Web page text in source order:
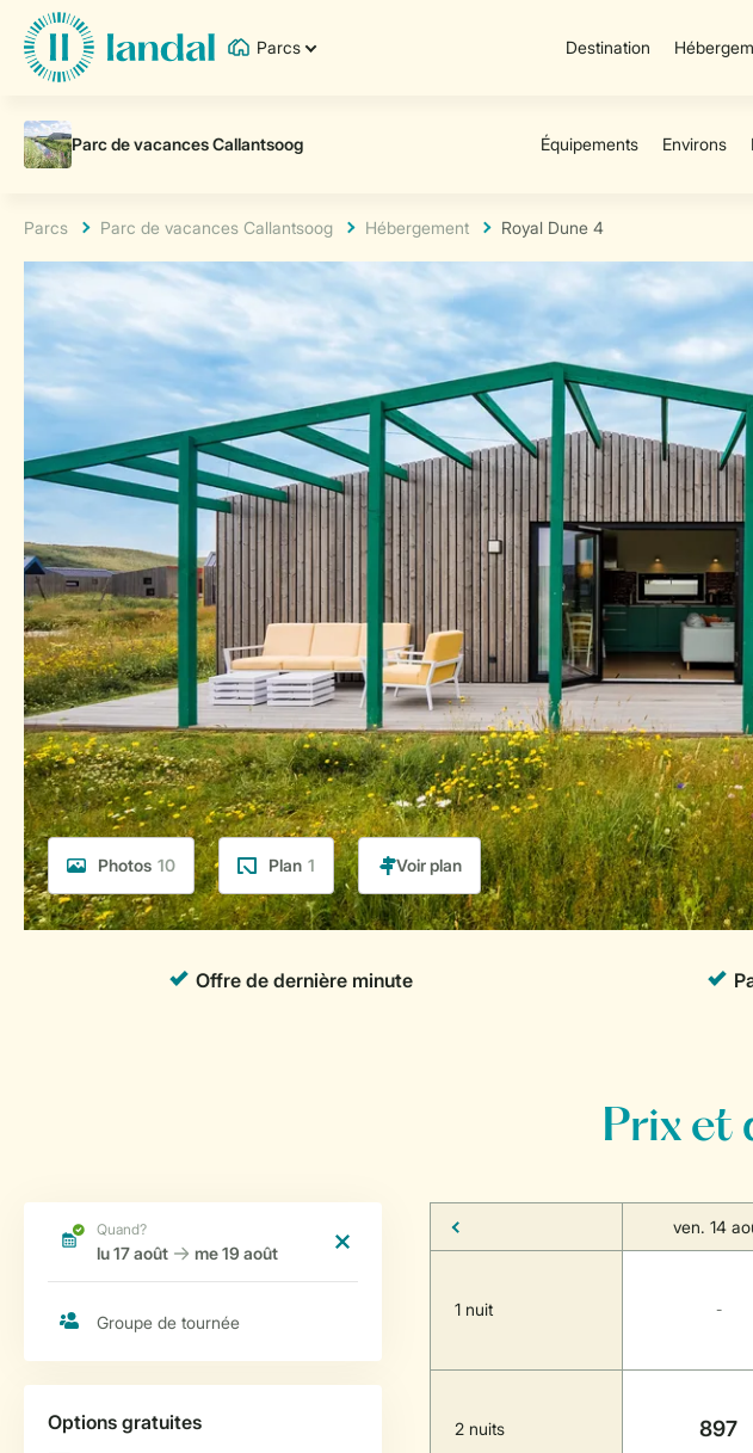
Parcs Destination
Parcs Parc de vacances Callantsoog Hébergement Royal Dune 4
Photos 10 Plan 1
Prix et
ven. 14
1 nuit -
2 nuits 897